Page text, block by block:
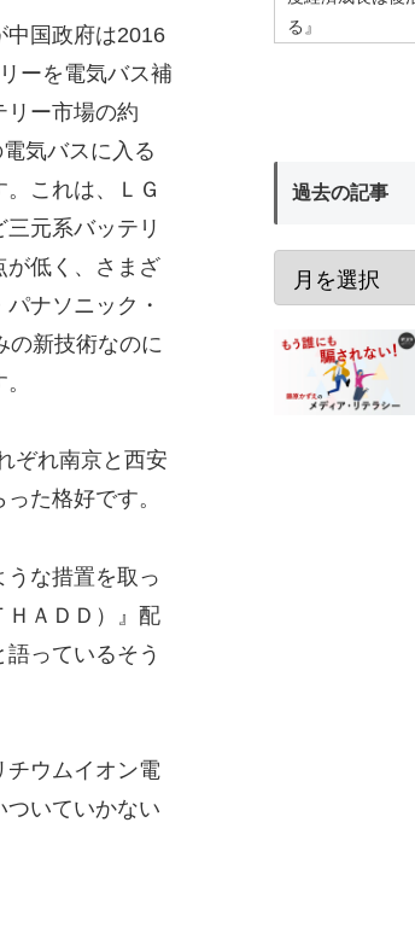
中国政府は2016
ーを電気バス補
リー市場の約
気バスに入る
これは、ＬＧ
元系バッテリ
が低く、さまざ
ナソニック・
の新技術なのに
ぞれ南京と西安
た格好です。
な措置を取っ
ＨＡＤＤ）』配
っているそう
チウムイオン電
ついていかない
る』
過去の記事